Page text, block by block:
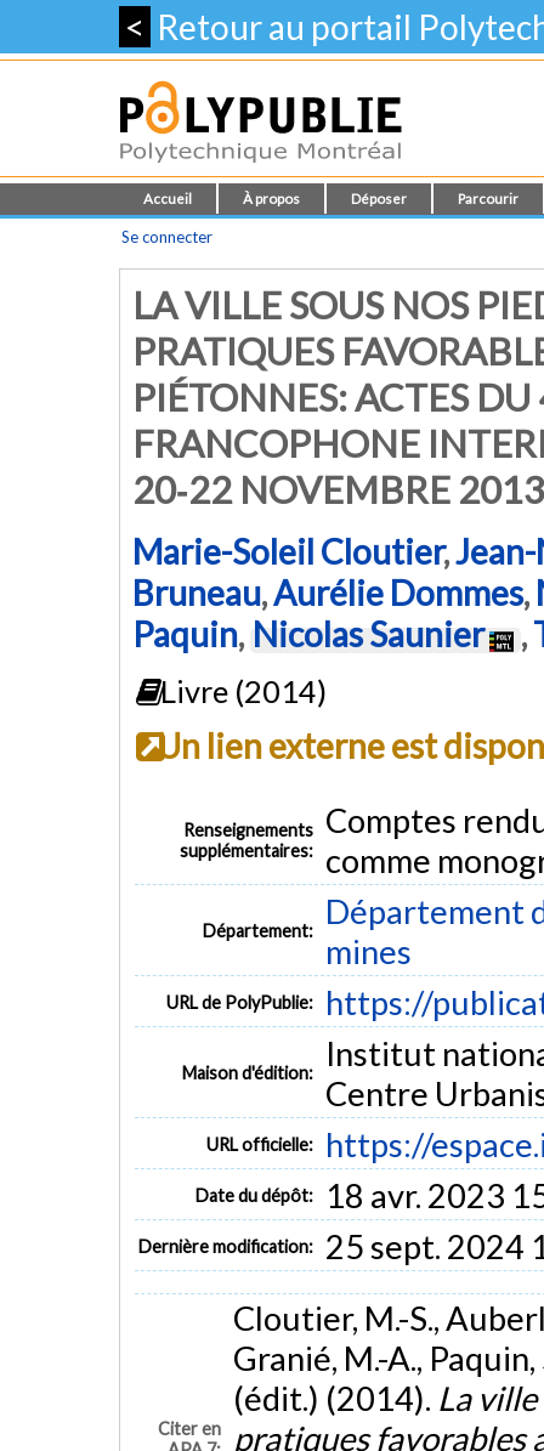
< Retour au portail
Accueil À propos Déposer Parcourir
Se connecter
LA VILLE SOUS NOS
PRATIQUES
PIÉTONNES: ACTES
FRANCOPHONE
20‐22 NOVEMBRE
Marie-Soleil Cloutier,
Bruneau,Aurélie Dommes,
Paquin, Nicolas Saunier ,
Livre (2014)
Un lien externe est
Renseignements
supplémentaires:
Comptes
comme
Département:
Département
mines
URL de PolyPublie: https://
Maison d'édition:
Institut
Centre
URL officielle: https://
Date du dépôt: 18 avr. 2023
Dernière modification: 25 sept. 2024
Citer en
Cloutier, M.-S.,
Granié, M.-A., Paquin,
(édit.) (2014). La
pratiques favorables